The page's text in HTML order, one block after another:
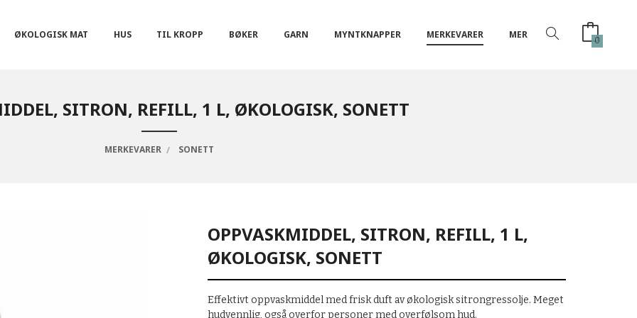
ØKOLOGISK MAT HUS TIL KROPP BØKER GARN MYNTKNAPPER MERKEVARER MER 0
SITRON, REFILL, 1 L, ØKOLOGISK, SONETT
MERKEVARER SONETT
OPPVASKMIDDEL, SITRON, REFILL, 1 L,
ØKOLOGISK, SONETT
Effektivt oppvaskmiddel med frisk duft av økologisk sitrongressolje. Meget
hudvennlig, også overfor personer med overfølsom hud.